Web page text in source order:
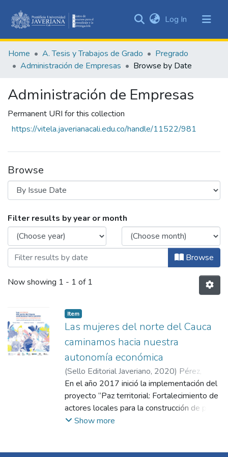
&
Collections
Log In (current)
Home A. Tesis y Trabajos de Grado
Pregrado
Administración de Empresas
Browse by Date
Administración de Empresas
Permanent URI for this collection
https://vitela.javerianacali.edu.co/handle/11522/981
Browse
Browsing Administración de Empresas
Filter results by year or month
Browse
Now showing 1 - 1 of 1
Item
Las mujeres del norte del Cauca
caminamos hacia nuestra
autonomía económica
(Sello Editorial Javeriano, 2020) Pérez,
Teresa;Anzola, Sebastián;Espitia Pérez,
Luisa Fernanda
En el año 2017 inició la implementación del
proyecto “Paz territorial: Fortalecimiento de
actores locales para la construcción de paz y
el desarrollo de modelos económicos
Show more